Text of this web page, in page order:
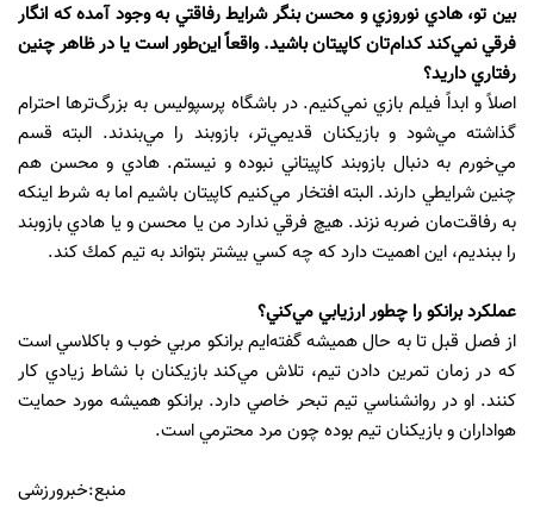
بين تو، هادي نوروزي و محسن بنگر شرايط رفاقتي به وجود آمده كه انگار
فرقي نمي‌كند كدام‌‌تان كاپيتان باشيد. واقعاً اين‌طور است يا در ظاهر چنين
رفتاري داريد؟
اصلاً و ابداً فيلم بازي نمي‌كنيم. در باشگاه پرسپوليس به بزرگ‌تر‌ها احترام
گذاشته مي‌شود و بازيكنان قديمي‌تر، بازوبند را مي‌بندند. البته قسم
مي‌خورم به دنبال بازوبند كاپيتاني نبوده و نيستم. هادي و محسن هم
چنين شرايطي دارند. البته افتخار مي‌كنيم كاپيتان باشيم اما به شرط اينكه
به رفاقت‌مان ضربه نزند. هيچ فرقي ندارد من يا محسن و يا هادي بازوبند
را ببنديم، اين اهميت دارد كه چه كسي بيشتر بتواند به تيم كمك كند.
عملكرد برانكو را چطور ارزيابي مي‌كني؟
از فصل قبل تا به حال هميشه گفته‌ايم برانكو مربي خوب و باكلاسي است
كه در زمان تمرين دادن تيم، تلاش مي‌كند بازيكنان با نشاط زيادي كار
كنند. او در روانشناسي تيم تبحر خاصي دارد. برانكو هميشه مورد حمايت
هواداران و بازيكنان تيم بوده چون مرد محترمي است.
منبع:خبرورزشی